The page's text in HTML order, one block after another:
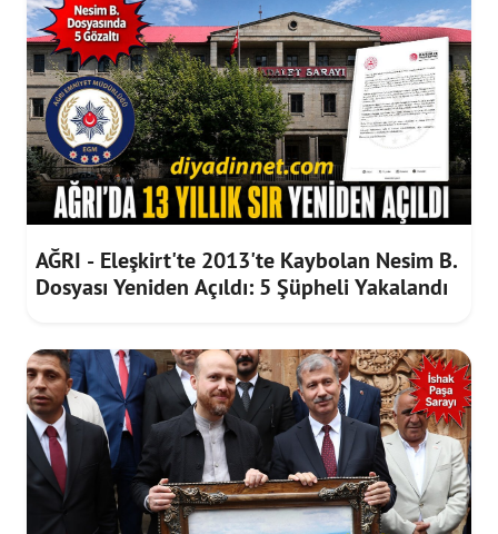
AĞRI - Eleşkirt'te 2013'te Kaybolan Nesim B.
Dosyası Yeniden Açıldı: 5 Şüpheli Yakalandı